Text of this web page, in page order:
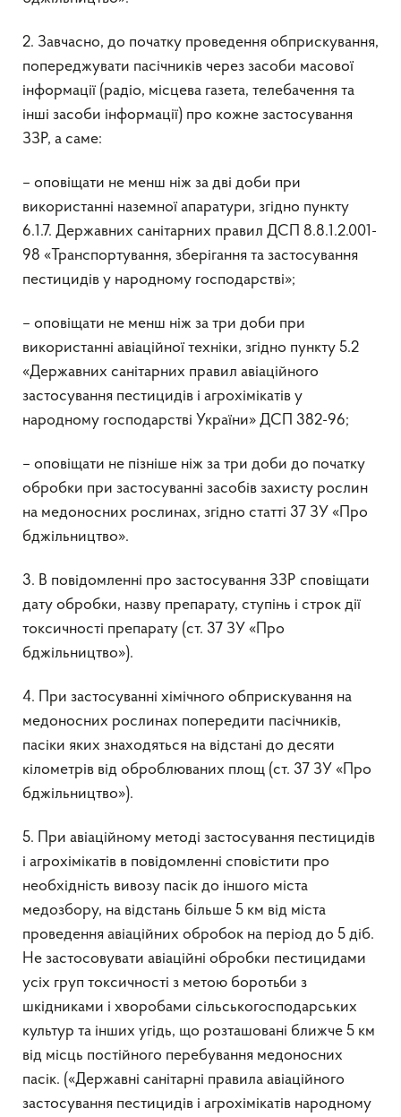
2. Завчасно, до початку проведення обприскування,
попереджувати пасічників через засоби масової
інформації (радіо, місцева газета, телебачення та
інші засоби інформації) про кожне застосування
ЗЗР, а саме:
– оповіщати не менш ніж за дві доби при
використанні наземної апаратури, згідно пункту
6.1.7. Державних санітарних правил ДСП 8.8.1.2.001-
98 «Транспортування, зберігання та застосування
пестицидів у народному господарстві»;
– оповіщати не менш ніж за три доби при
використанні авіаційної техніки, згідно пункту 5.2
«Державних санітарних правил авіаційного
застосування пестицидів і агрохімікатів у
народному господарстві України» ДСП 382-96;
– оповіщати не пізніше ніж за три доби до початку
обробки при застосуванні засобів захисту рослин
на медоносних рослинах, згідно статті 37 ЗУ «Про
бджільництво».
3. В повідомленні про застосування ЗЗР сповіщати
дату обробки, назву препарату, ступінь і строк дії
токсичності препарату (ст. 37 ЗУ «Про
бджільництво»).
4. При застосуванні хімічного обприскування на
медоносних рослинах попередити пасічників,
пасіки яких знаходяться на відстані до десяти
кілометрів від оброблюваних площ (ст. 37 ЗУ «Про
бджільництво»).
5. При авіаційному методі застосування пестицидів
і агрохімікатів в повідомленні сповістити про
необхідність вивозу пасік до іншого міста
медозбору, на відстань більше 5 км від міста
проведення авіаційних обробок на період до 5 діб.
Не застосовувати авіаційні обробки пестицидами
усіх груп токсичності з метою боротьби з
шкідниками і хворобами сільськогосподарських
культур та інших угідь, що розташовані ближче 5 км
від місць постійного перебування медоносних
пасік. («Державні санітарні правила авіаційного
застосування пестицидів і агрохімікатів народному